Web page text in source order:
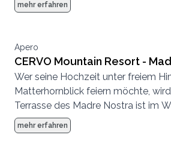
mehr erfahren
Apero
CERVO Mountain Resort -
Terrasse und Deck
Wer seine Hochzeit unter freiem
Matterhornblick feiern möchte,
Terrasse des Madre Nostra ist im
Hotspot und im Sommer eine
Sonnenterrasse.
mehr erfahren